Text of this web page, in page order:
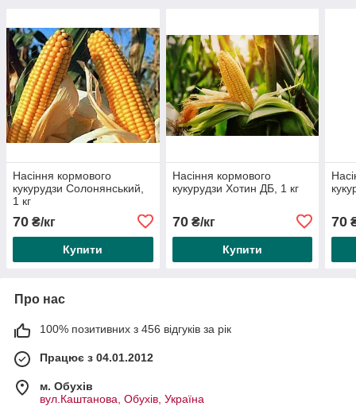
Насіння кормового
кукурудзи Солонянський,
1 кг
70 ₴/кг
Купити
Насіння кормового
кукурудзи Хотин ДБ, 1 кг
70₴/кг
Купити
70
Про нас
100% позитивних з 456 відгуків за рік
Працює з 04.01.2012
м. Обухів
вул.Каштанова, Обухів, Україна